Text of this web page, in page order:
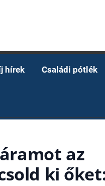
hírek Családi pótlék
az
ki